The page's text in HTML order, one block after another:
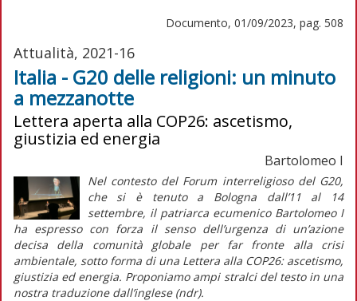
Documento, 01/09/2023, pag. 508
Attualità, 2021-16
Italia - G20 delle religioni: un minuto
a mezzanotte
Lettera aperta alla COP26: ascetismo,
giustizia ed energia
Bartolomeo I
Nel contesto del Forum interreligioso del G20,
che si è tenuto a Bologna dall’11 al 14
settembre, il patriarca ecumenico Bartolomeo I
ha espresso con forza il senso dell’urgenza di un’azione
decisa della comunità globale per far fronte alla crisi
ambientale, sotto forma di una Lettera alla COP26: ascetismo,
giustizia ed energia. Proponiamo ampi stralci del testo in una
nostra traduzione dall’inglese (ndr).